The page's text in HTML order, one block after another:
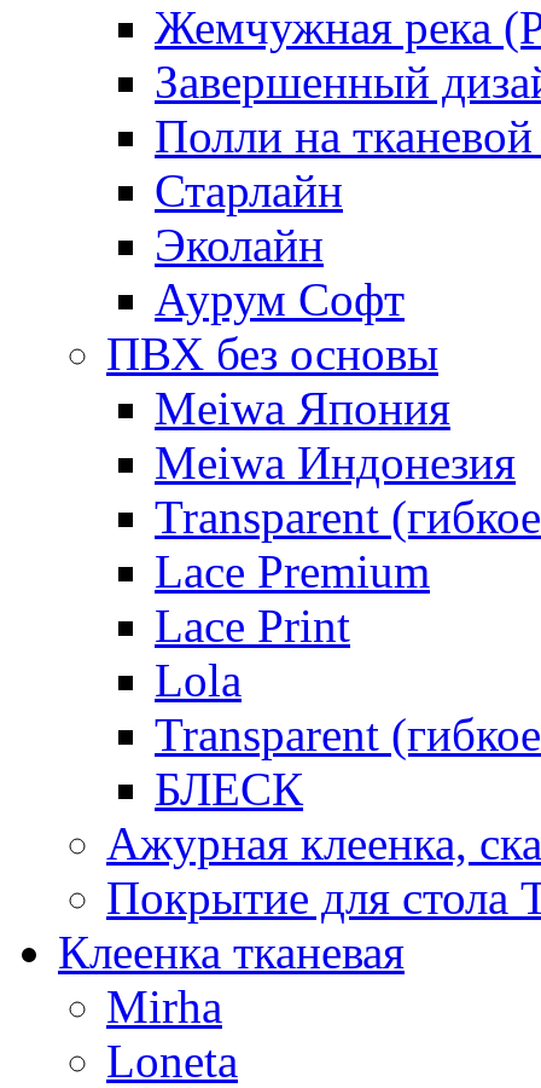
Жемчужная река
Завершенный
Полли на
Старлайн
Эколайн
Аурум Софт
ПВХ без основы
Meiwa Япония
Meiwa Индонезия
Transparent
Lace Premium
Lace Print
Lola
Transparent
БЛЕСК
Ажурная клеенка,
Покрытие для стола
Клеенка тканевая
Mirha
Loneta